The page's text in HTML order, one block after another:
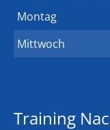
Montag
Mittwoch
Training